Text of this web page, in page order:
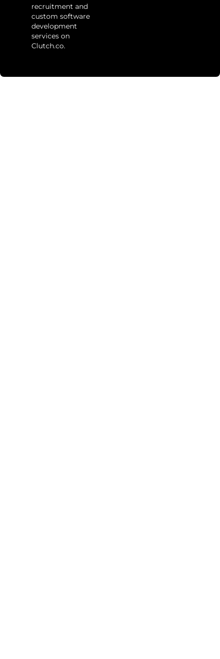
recruitment and
custom software
development
services on
Clutch.co.